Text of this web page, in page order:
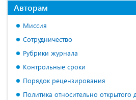
Авторам
Миссия
Сотрудничество
Рубрики журнала
Контрольные сроки
Порядок рецензирования
Политика относительно открытого